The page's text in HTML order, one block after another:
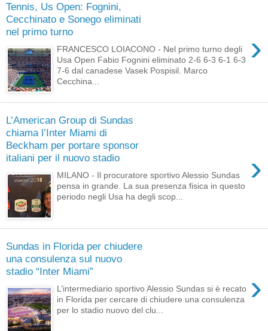
Tennis, Us Open: Fognini,
Cecchinato e Sonego eliminati
nel primo turno
›
FRANCESCO LOIACONO - Nel primo turno degli
Usa Open Fabio Fognini eliminato 2-6 6-3 6-1 6-3
7-6 dal canadese Vasek Pospisil. Marco
Cecchina...
L’American Group di Sundas
chiama l’Inter Miami di
Beckham per portare sponsor
italiani per il nuovo stadio
›
MILANO - Il procuratore sportivo Alessio Sundas
pensa in grande. La sua presenza fisica in questo
periodo negli Usa ha degli scop...
Sundas in Florida per chiudere
una consulenza sul nuovo
stadio “Inter Miami”
›
L’intermediario sportivo Alessio Sundas si è recato
in Florida per cercare di chiudere una consulenza
per lo stadio nuovo del clu...